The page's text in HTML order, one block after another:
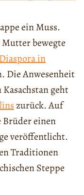
ein Muss.
bewegte
in
Die Anwesenheit
geht
zurück. Auf
Brüder einen
veröffentlicht.
Traditionen
Steppe